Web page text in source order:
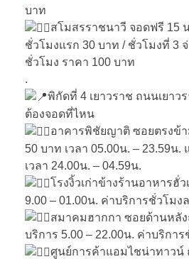
บาท
สโมสรราชนาวี จอดฟรี 15
ชั่วโมงแรก 30 บาท / ชั่วโมงที่ 3
ชั่วโมง ราคา 100 บาท
.
พิกัดที่ 4 เยาวราช ถนนเยาว
ต้องจอดที่ไหน
อาคารพิชัยญาติ ซอยตรงข้
50 บาท เวลา 05.00น. – 23.59น.
เวลา 24.00น. – 04.59น.
โรงงิ้วเก่าข้างร้านอาหารฮั่ว
9.00 – 01.00น. ค่าบริการชั่วโมง
สมาคมฮากกา ซอยด้านหลัง
บริการ 5.00 – 22.00น. ค่าบริกา
ศูนย์การค้าแอมไชน่าทาวน์